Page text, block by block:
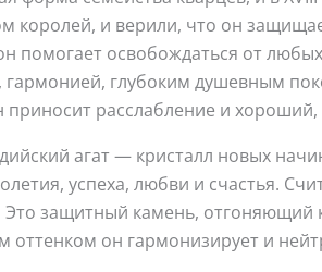
королей, и верили, что он
помогает освобождаться от
глубоким душевным
приносит расслабление и
агат — кристалл новых
успеха, любви и счастья.
защитный камень, отгоняющий
он гармонизирует и